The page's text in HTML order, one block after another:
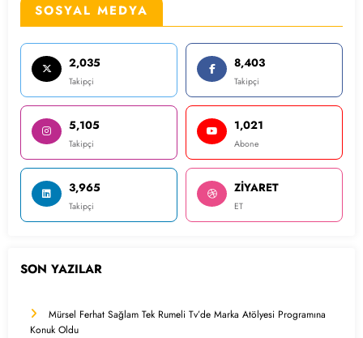
SOSYAL MEDYA
2,035
Takipçi
8,403
Takipçi
5,105
Takipçi
1,021
Abone
3,965
Takipçi
ZİYARET
ET
SON YAZILAR
Mürsel Ferhat Sağlam Tek Rumeli Tv’de Marka Atölyesi Programına
Konuk Oldu